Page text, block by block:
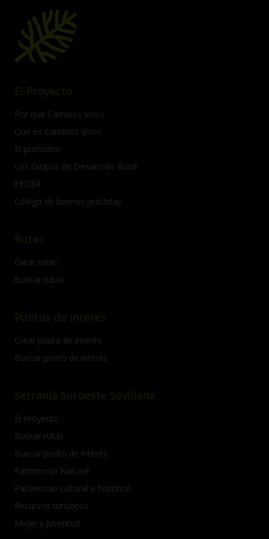
El Proyecto
Por qué Caminos Vivos
Qué es Caminos Vivos
El promotor
Los Grupos de Desarrollo Rural
FEDER
Código de buenas prácticas
Rutas
Crear rutas
Buscar rutas
Puntos de interés
Crear punto de interés
Buscar punto de interés
Serranía Suroeste Sevillana
El Proyecto
Buscar rutas
Buscar punto de interés
Patrimonio Natural
Patrimonio cultural e histórico
Recursos turísticos
Mujer y Juventud